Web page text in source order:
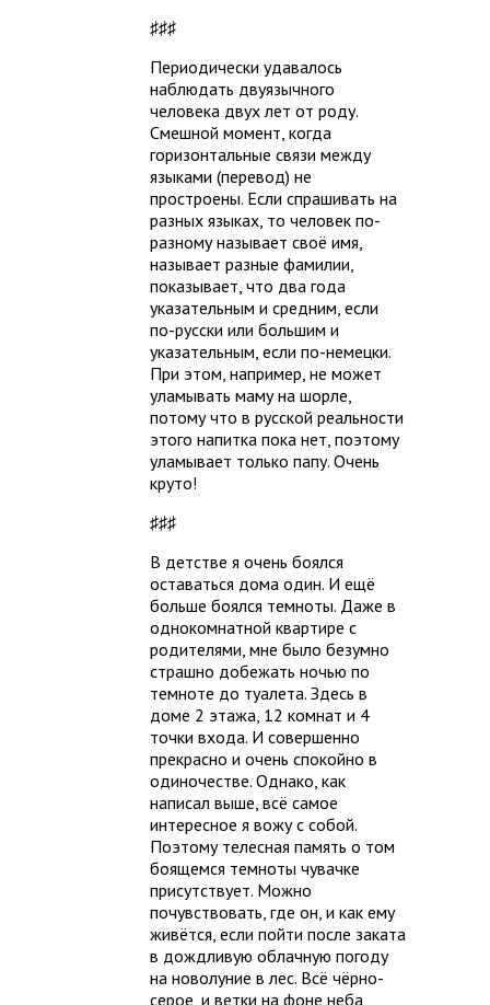
♯♯♯
Периодически удавалось
наблюдать двуязычного
человека двух лет от роду.
Смешной момент, когда
горизонтальные связи между
языками (перевод) не
простроены. Если спрашивать на
разных языках, то человек по-
разному называет своё имя,
называет разные фамилии,
показывает, что два года
указательным и средним, если
по-русски или большим и
указательным, если по-немецки.
При этом, например, не может
уламывать маму на шорле,
потому что в русской реальности
этого напитка пока нет, поэтому
уламывает только папу. Очень
круто!
♯♯♯
В детстве я очень боялся
оставаться дома один. И ещё
больше боялся темноты. Даже в
однокомнатной квартире с
родителями, мне было безумно
страшно добежать ночью по
темноте до туалета. Здесь в
доме 2 этажа, 12 комнат и 4
точки входа. И совершенно
прекрасно и очень спокойно в
одиночестве. Однако, как
написал выше, всё самое
интересное я вожу с собой.
Поэтому телесная память о том
боящемся темноты чувачке
присутствует. Можно
почувствовать, где он, и как ему
живётся, если пойти после заката
в дождливую облачную погоду
на новолуние в лес. Всё чёрно-
серое, и ветки на фоне неба